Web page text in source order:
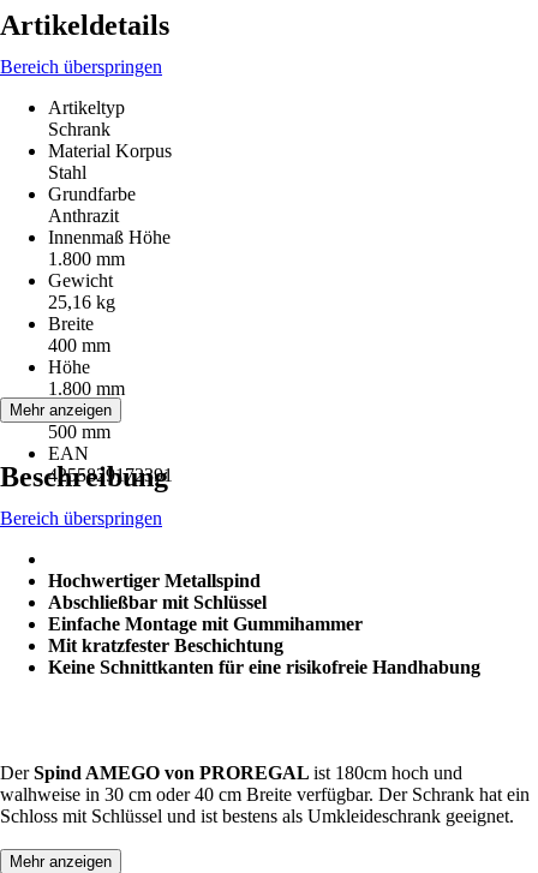
Artikeldetails
Bereich überspringen
Artikeltyp
Schrank
Material Korpus
Stahl
Grundfarbe
Anthrazit
Innenmaß Höhe
1.800 mm
Gewicht
25,16 kg
Breite
400 mm
Höhe
1.800 mm
Tiefe
500 mm
EAN
4255829172391
Mehr anzeigen
Beschreibung
Bereich überspringen
Hochwertiger Metallspind
Abschließbar mit Schlüssel
Einfache Montage mit Gummihammer
Mit kratzfester Beschichtung
Keine Schnittkanten für eine risikofreie Handhabung
DerSpind AMEGO von PROREGAL ist 180cm hoch und
walhweise in 30 cm oder 40 cm Breite verfügbar. Der Schrank hat ein
Schloss mit Schlüssel und ist bestens als Umkleideschrank geeignet.
Mehr anzeigen